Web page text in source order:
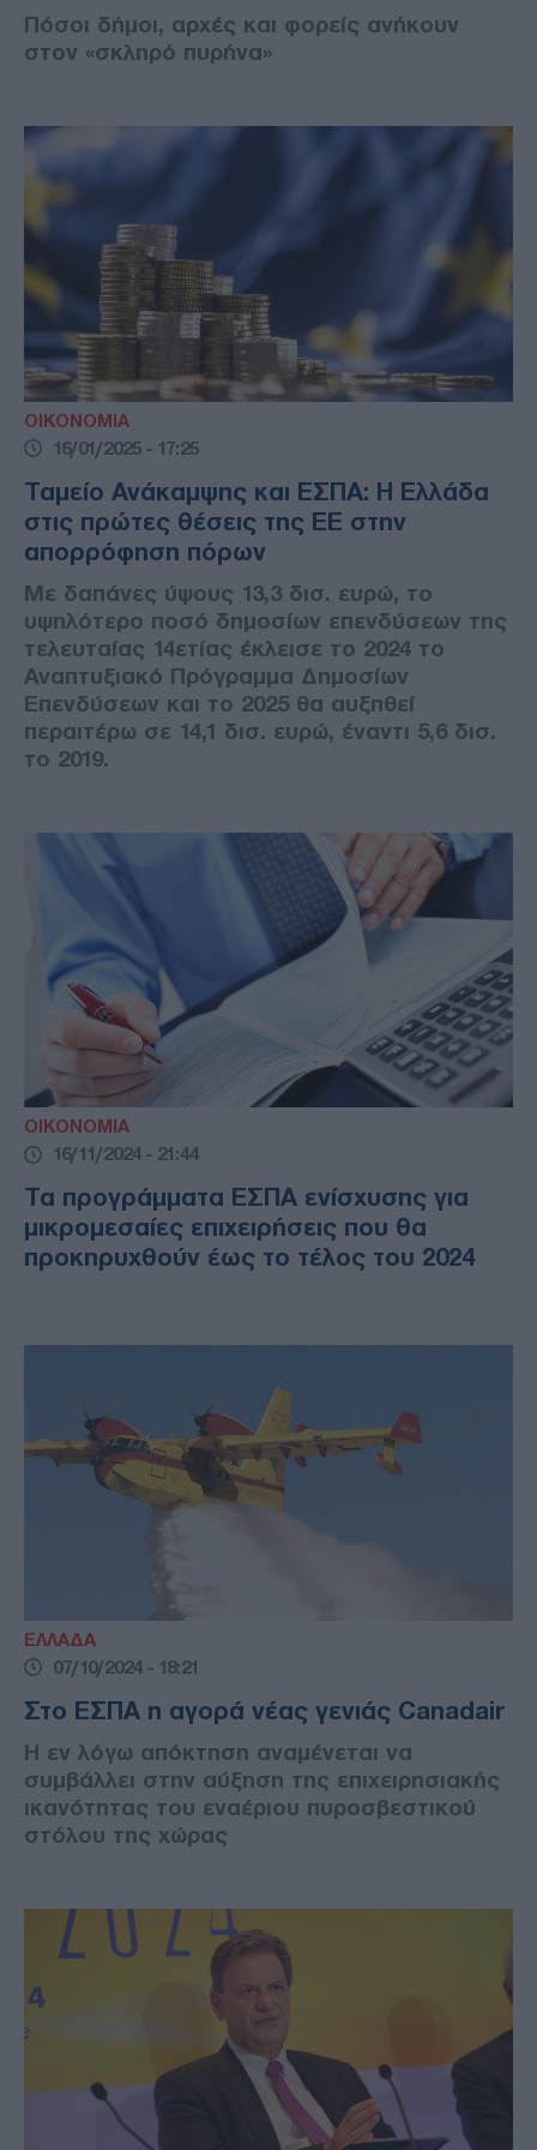
Πόσοι δήμοι, αρχές και φορείς ανήκουν
στον «σκληρό πυρήνα»
ΟΙΚΟΝΟΜΙΑ
16/01/2025 - 17:25
Ταμείο Ανάκαμψης και ΕΣΠΑ: Η Ελλάδα
στις πρώτες θέσεις της ΕΕ στην
απορρόφηση πόρων
Με δαπάνες ύψους 13,3 δισ. ευρώ, το
υψηλότερο ποσό δημοσίων επενδύσεων της
τελευταίας 14ετίας έκλεισε το 2024 το
Αναπτυξιακό Πρόγραμμα Δημοσίων
Επενδύσεων και το 2025 θα αυξηθεί
περαιτέρω σε 14,1 δισ. ευρώ, έναντι 5,6 δισ.
το 2019.
ΟΙΚΟΝΟΜΙΑ
16/11/2024 - 21:44
Τα προγράμματα ΕΣΠΑ ενίσχυσης για
μικρομεσαίες επιχειρήσεις που θα
προκηρυχθούν έως το τέλος του 2024
ΕΛΛΑΔΑ
07/10/2024 - 18:21
Στο ΕΣΠΑ η αγορά νέας γενιάς Canadair
Η εν λόγω απόκτηση αναμένεται να
συμβάλλει στην αύξηση της επιχειρησιακής
ικανότητας του εναέριου πυροσβεστικού
στόλου της χώρας